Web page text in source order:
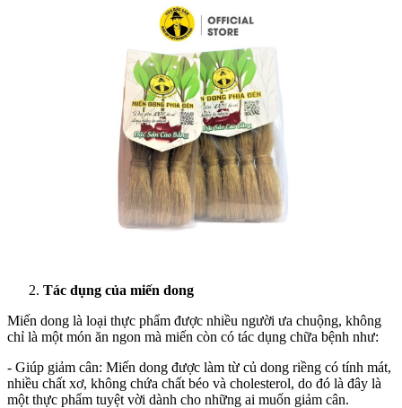
Tác dụng của miến dong
Miến dong là loại thực phẩm được nhiều người ưa chuộng, không
chỉ là một món ăn ngon mà miến còn có tác dụng chữa bệnh như:
- Giúp giảm cân: Miến dong được làm từ củ dong riềng có tính mát,
nhiều chất xơ, không chứa chất béo và cholesterol, do đó là đây là
một thực phẩm tuyệt vời dành cho những ai muốn giảm cân.